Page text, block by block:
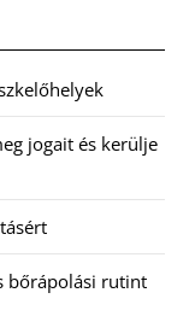
jogait és kerülje
bőrápolási rutint